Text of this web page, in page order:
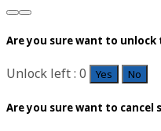
Are you sure want to unlock
Unlock left : 0 Yes No
Are you sure want to cancel